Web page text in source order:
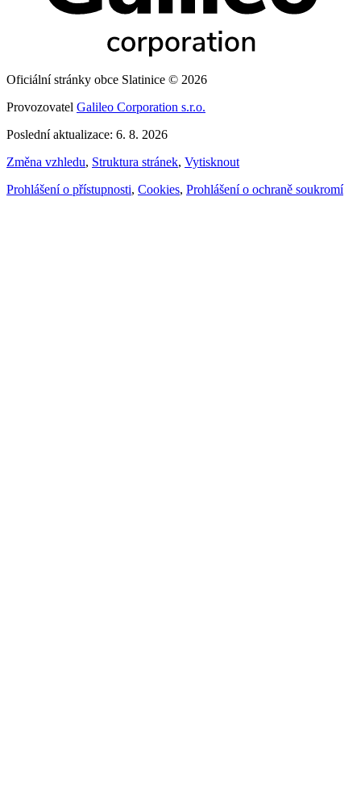
Oficiální stránky obce Slatinice © 2026
Provozovatel Galileo Corporation s.r.o.
Poslední aktualizace: 6. 8. 2026
Změna vzhledu, Struktura stránek, Vytisknout
Prohlášení o přístupnosti, Cookies, Prohlášení o ochraně soukromí